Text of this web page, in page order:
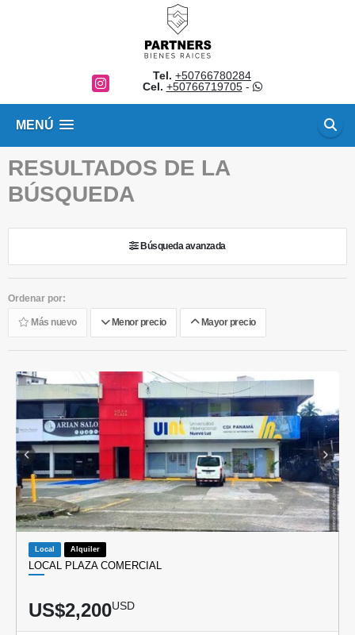
Instagram
Tel. +50766780284
Cel. +50766719705-
MENÚ
RESULTADOS DE LA
BÚSQUEDA
Búsqueda avanzada
Ordenar por:
Más nuevo Menor precio Mayor precio
Local Alquiler
LOCAL PLAZA COMERCIAL
US$2,200USD